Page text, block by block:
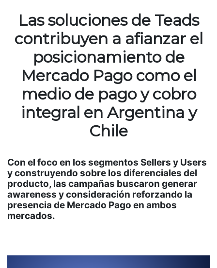
Las soluciones de Teads
contribuyen a afianzar el
posicionamiento de
Mercado Pago como el
medio de pago y cobro
integral en Argentina y
Chile
Con el foco en los segmentos Sellers y Users
y construyendo sobre los diferenciales del
producto, las campañas buscaron generar
awareness y consideración reforzando la
presencia de Mercado Pago en ambos
mercados.